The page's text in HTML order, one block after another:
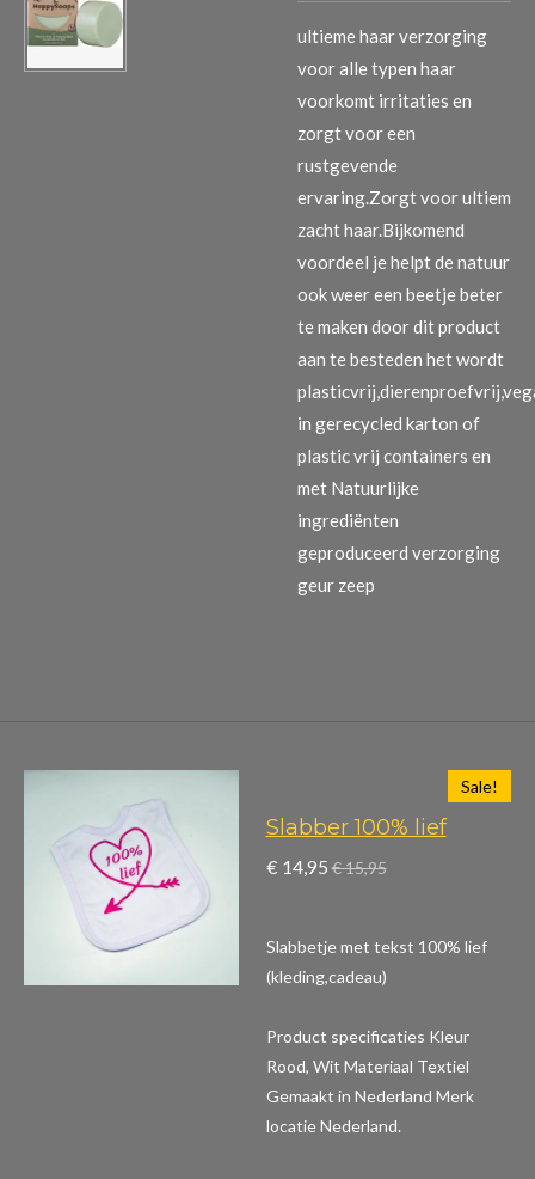
ultieme haar verzorging
voor alle typen haar
voorkomt irritaties en
zorgt voor een
rustgevende
ervaring.Zorgt voor ultiem
zacht haar.Bijkomend
voordeel je helpt de natuur
ook weer een beetje beter
te maken door dit product
aan te besteden het wordt
in gerecycled karton of
plastic vrij containers en
met Natuurlijke
ingrediënten
geproduceerd verzorging
geur zeep
Sale!
Slabber 100% lief
€ 14,95 € 15,95
Slabbetje met tekst 100% lief
(kleding,cadeau)
Product specificaties Kleur
Rood, Wit Materiaal Textiel
Gemaakt in Nederland Merk
locatie Nederland.